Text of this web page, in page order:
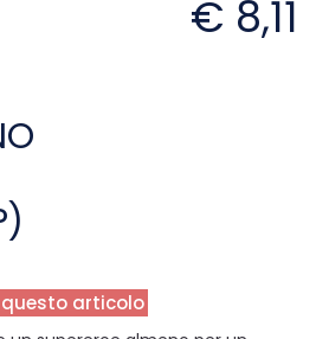
€ 8,11
questo articolo